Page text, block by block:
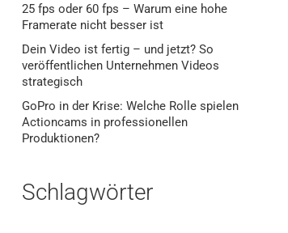
25 fps oder 60 fps – Warum eine hohe
Framerate nicht besser ist
Dein Video ist fertig – und jetzt? So
veröffentlichen Unternehmen Videos
strategisch
GoPro in der Krise: Welche Rolle spielen
Actioncams in professionellen
Produktionen?
Schlagwörter